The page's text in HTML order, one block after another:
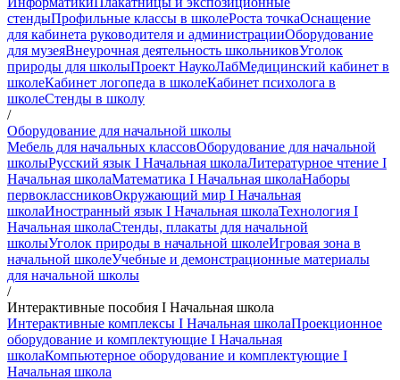
стендыПрофильные классы в школеРоста точкаОснащение
для кабинета руководителя и администрацииОборудование
для музеяВнеурочная деятельность школьниковУголок
природы для школыПроект НаукоЛабМедицинский кабинет в
школеКабинет логопеда в школеКабинет психолога в
школеСтенды в школу
/
Оборудование для начальной школы
Мебель для начальных классовОборудование для начальной
школыРусский язык I Начальная школаЛитературное чтение I
Начальная школаМатематика I Начальная школаНаборы
первоклассниковОкружающий мир I Начальная
школаИностранный язык I Начальная школаТехнология I
Начальная школаСтенды, плакаты для начальной
школыУголок природы в начальной школеИгровая зона в
начальной школеУчебные и демонстрационные материалы
для начальной школы
/
Интерактивные пособия I Начальная школа
Интерактивные комплексы I Начальная школаПроекционное
оборудование и комплектующие I Начальная
школаКомпьютерное оборудование и комплектующие I
Начальная школа